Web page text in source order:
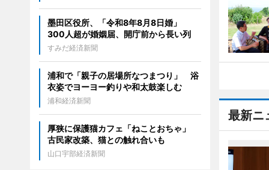
最新ニ
墨田区役所、「令和8年8月8日婚」
300人超が婚姻届、開庁前から長い列
すみだ経済新聞
浦和で「親子の居場所なつまつり」 浴
衣姿でヨーヨー釣りや和太鼓楽しむ
浦和経済新聞
厚狭に保護猫カフェ「ねことおちゃ」
古民家改築、猫との触れ合いも
山口宇部経済新聞